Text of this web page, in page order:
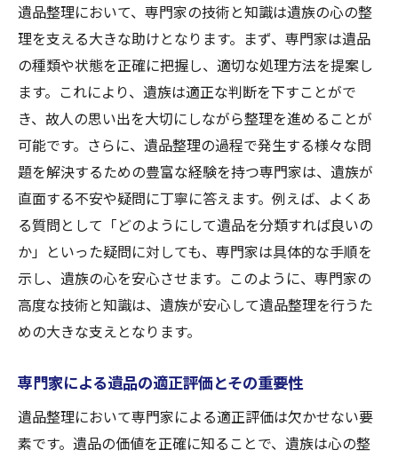
遺品整理において、専門家の技術と知識は遺族の心の整
理を支える大きな助けとなります。まず、専門家は遺品
の種類や状態を正確に把握し、適切な処理方法を提案し
ます。これにより、遺族は適正な判断を下すことがで
き、故人の思い出を大切にしながら整理を進めることが
可能です。さらに、遺品整理の過程で発生する様々な問
題を解決するための豊富な経験を持つ専門家は、遺族が
直面する不安や疑問に丁寧に答えます。例えば、よくあ
る質問として「どのようにして遺品を分類すれば良いの
か」といった疑問に対しても、専門家は具体的な手順を
示し、遺族の心を安心させます。このように、専門家の
高度な技術と知識は、遺族が安心して遺品整理を行うた
めの大きな支えとなります。
専門家による遺品の適正評価とその重要性
遺品整理において専門家による適正評価は欠かせない要
素です。遺品の価値を正確に知ることで、遺族は心の整